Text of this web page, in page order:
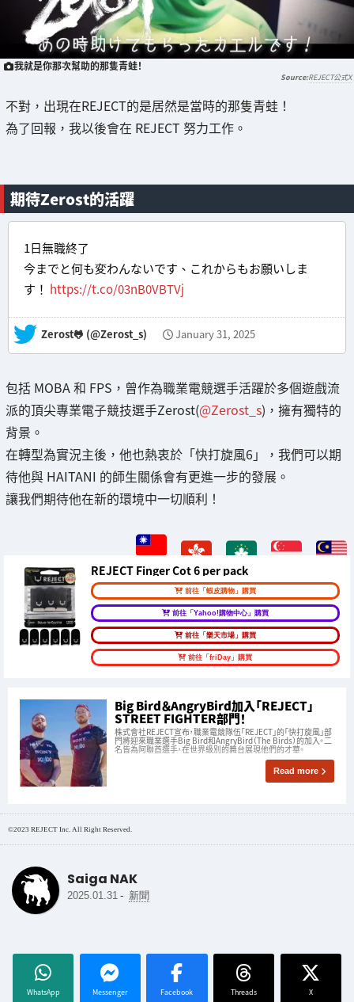
我就是你那次幫助的那隻青蛙！
REJECT公式X
不對，出現在REJECT的是居然是當時的那隻青蛙！
為了回報，我以後會在 REJECT 努力工作。
期待Zerost的活躍
1日無職終了
今までと何も変わんないです、これからもお願いしま
す！ https://t.co/03nB0VBTVj
— Zerost🐸 (@Zerost_s) January 31, 2025
包括 MOBA 和 FPS，曾作為職業電競選手活躍於多個遊戲流
派的頂尖專業電子競技選手Zerost(@Zerost_s)，擁有獨特的
背景。
在轉型為實況主後，他也熱衷於「快打旋風6」，我們可以期
待他與 HAITANI 的師生關係會有更進一步的發展。
讓我們期待他在新的環境中一切順利！
REJECT Finger Cot 6 per pack
前往「蝦皮購物」購買
前往「Yahoo!購物中心」購買
前往「樂天市場」購買
前往「friDay」購買
Big Bird＆AngryBird加入「REJECT」
STREET FIGHTER部門！
株式會社REJECT宣布，職業電競隊伍「REJECT」的「快打旋風」部
門將迎來職業選手Big Bird和AngryBird（The Birds）的加入。二
名皆為阿聯酋選手，在世界級別的舞台展現他們的才華。
Read more
©2023 REJECT Inc. All Right Reserved.
Saiga NAK
2025.01.31 - 新聞
WhatsApp Messenger Facebook Threads X